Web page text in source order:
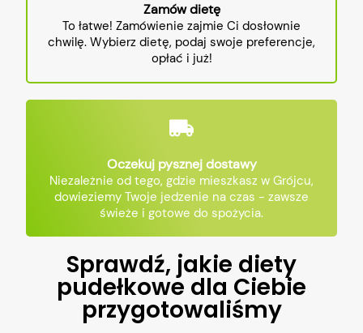
Zamów dietę
To łatwe! Zamówienie zajmie Ci dosłownie
chwilę. Wybierz dietę, podaj swoje preferencje,
opłać i już!
Oczekuj pysznej dostawy
Niezależnie od tego, gdzie mieszkasz w Grójcu,
dowieziemy Twoje jedzenie na czas - zawsze
świeże i gotowe do spożycia.
Sprawdź, jakie diety
pudełkowe dla Ciebie
przygotowaliśmy